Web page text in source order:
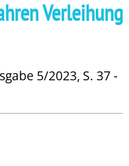
Verleihung
5/2023, S. 37 -